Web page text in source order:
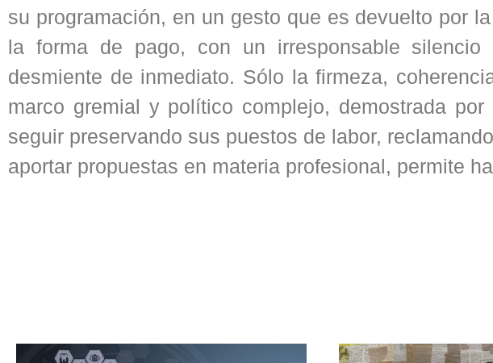
su programación, en un gesto que es devuelto por
la forma de pago, con un irresponsable
desmiente de inmediato. Sólo la firmeza,
marco gremial y político complejo, demostrada
seguir preservando sus puestos de labor,
aportar propuestas en materia profesional, permite